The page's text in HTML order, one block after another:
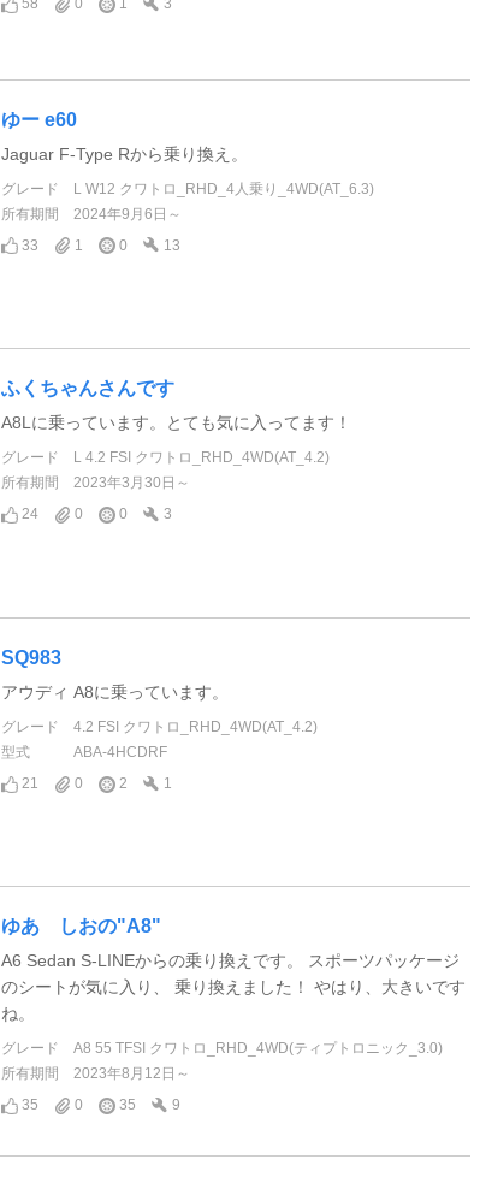
58
0 1 3
ゆー e60
Jaguar F-Type Rから乗り換え。
グレード
L W12 クワトロ_RHD_4人乗り_4WD(AT_6.3)
所有期間
2024年9月6日～
33
1 0 13
ふくちゃんさんです
A8Lに乗っています。とても気に入ってます！
グレード
L 4.2 FSI クワトロ_RHD_4WD(AT_4.2)
所有期間
2023年3月30日～
24
0 0 3
SQ983
アウディ A8に乗っています。
グレード
4.2 FSI クワトロ_RHD_4WD(AT_4.2)
型式
ABA-4HCDRF
21
0 2 1
ゆあ しおの"A8"
A6 Sedan S-LINEからの乗り換えです。 スポーツパッケージ
のシートが気に入り、 乗り換えました！ やはり、大きいです
ね。
グレード
A8 55 TFSI クワトロ_RHD_4WD(ティプトロニック_3.0)
所有期間
2023年8月12日～
35
0 35 9